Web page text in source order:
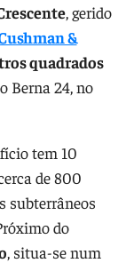
, gerido
&
quadrados
Berna 24, no
tem 10
de 800
subterrâneos
do
, situa-se num